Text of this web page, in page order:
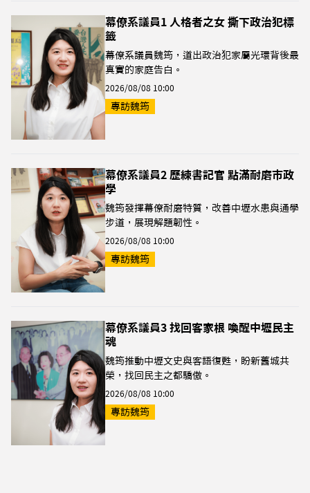
幕僚系議員1 人格者之女 撕下政治犯標
籤
幕僚系議員魏筠，道出政治犯家屬光環背後最
真實的家庭告白。
2026/08/08 10:00
專訪魏筠
幕僚系議員2 歷練書記官 點滿耐磨市政
學
魏筠發揮幕僚耐磨特質，改善中壢水患與通學
步道，展現解題韌性。
2026/08/08 10:00
專訪魏筠
幕僚系議員3 找回客家根 喚醒中壢民主
魂
魏筠推動中壢文史與客語復甦，盼新舊城共
榮，找回民主之都驕傲。
2026/08/08 10:00
專訪魏筠